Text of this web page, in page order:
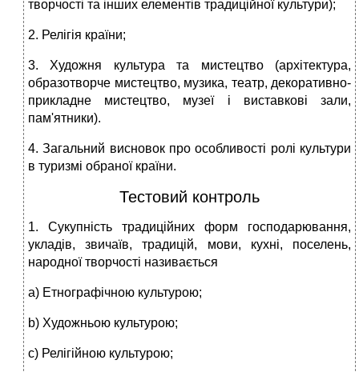
творчості та інших елементів традиційної культури);
2. Релігія країни;
3. Художня культура та мистецтво (архітектура,
образотворче мистецтво, музика, театр, декоративно-
прикладне мистецтво, музеї і виставкові зали,
пам'ятники).
4. Загальний висновок про особливості ролі культури
в туризмі обраної країни.
Тестовий контроль
1. Сукупність традиційних форм господарювання,
укладів, звичаїв, традицій, мови, кухні, поселень,
народної творчості називається
a) Етнографічною культурою;
b) Художньою культурою;
c) Релігійною культурою;